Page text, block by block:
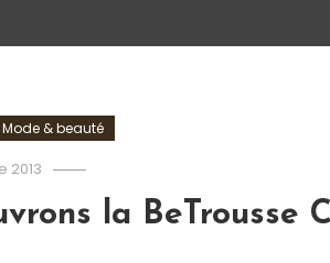
Mode & beauté
2013
Paris
la BeTrousse